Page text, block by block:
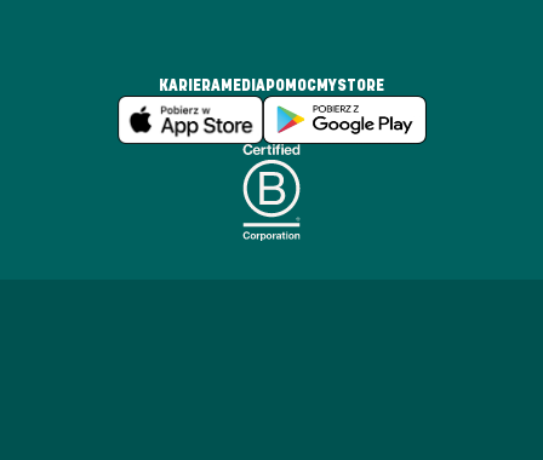
KARIERA MEDIA POMOC MYSTORE